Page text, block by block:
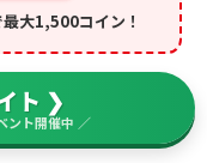
大1,500コイン！
ト ❯
ント開催中 ／